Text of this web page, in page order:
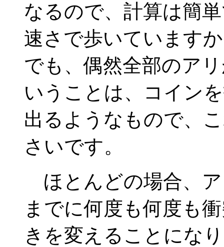
なるので、計算は簡
速さで歩いています
でも、偶然全部のア
いうことは、コイン
出るようなもので、
さいです。
ほとんどの場合、
までに何度も何度も
きを変えることにな